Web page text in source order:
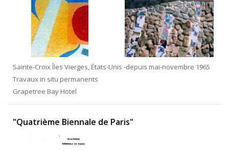
Sainte-Croix Îles Vierges, États-Unis -depuis mai-novembre 1965
Travaux in situ permanents
Grapetree Bay Hotel
"Quatrième Biennale de Paris"